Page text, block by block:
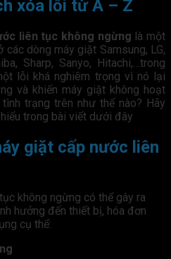
xóa lỗi từ A – Z
liên tục không ngừng là một
dòng máy giặt Samsung, LG,
Sharp, Sanyo, Hitachi,…trong
lỗi khá nghiêm trọng vì nó lại
và khiến máy giặt không hoạt
trạng trên như thế nào? Hãy
trong bài viết dưới đây
giặt cấp nước liên
không ngừng có thể gây ra
hưởng đến thiết bị, hóa đơn
cụ thể: